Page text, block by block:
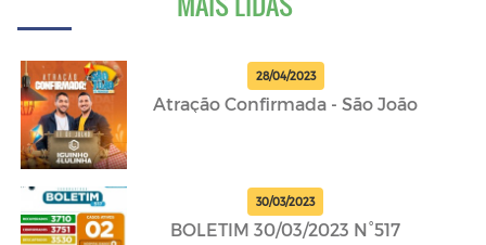
28/04/2023
Atração Confirmada - São João
30/03/2023
BOLETIM 30/03/2023 N°517